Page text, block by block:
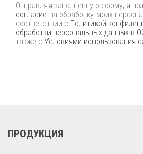
Отправляя заполненную форму, я
согласие на обработку моих
соответствии с Политикой
обработки персональных данных в
также с Условиями использования
ПРОДУКЦИЯ